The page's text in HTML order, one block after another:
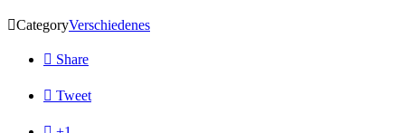
CategoryVerschiedenes
 Share
 Tweet